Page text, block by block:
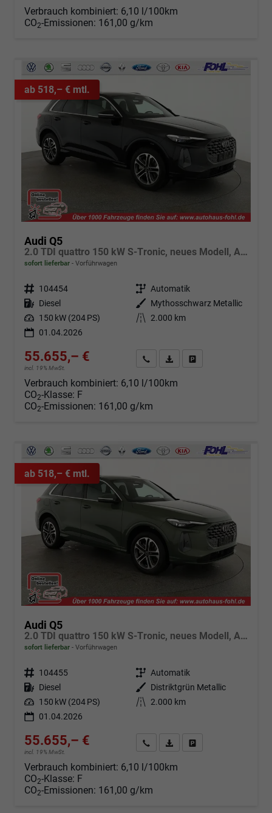
Verbrauch kombiniert: 6,10 l/100km
CO2-Emissionen: 161,00 g/km
ab 518,– € mtl.
Audi Q5
2.0 TDI quattro 150 kW S-Tronic, neues Modell, AHK, Navi, Leder, Kamera, 19-Zoll
sofort lieferbar Vorführwagen
Fahrzeugnr. 104454 Getriebe Automatik
Kraftstoff Diesel Außenfarbe
Mythosschwarz Metallic
Leistung 150 kW (204 PS) Kilometerstand 2.000 km
01.04.2026
55.655,– €
incl. 19% MwSt.
Angebot anfordern
Fahrzeugexpose (PDF)
Verbrauch kombiniert: 6,10 l/100km
CO2-Klasse: F
CO2-Emissionen: 161,00 g/km
ab 518,– € mtl.
Audi Q5
2.0 TDI quattro 150 kW S-Tronic, neues Modell, AHK, Navi, Leder, Kamera, 19-Zoll
sofort lieferbar Vorführwagen
Fahrzeugnr. 104455 Getriebe Automatik
Kraftstoff Diesel Außenfarbe
Distriktgrün Metallic
Leistung 150 kW (204 PS) Kilometerstand 2.000 km
01.04.2026
55.655,– €
incl. 19% MwSt.
Angebot anfordern
Fahrzeugexpose (PDF)
Verbrauch kombiniert: 6,10 l/100km
CO2-Klasse: F
CO2-Emissionen: 161,00 g/km